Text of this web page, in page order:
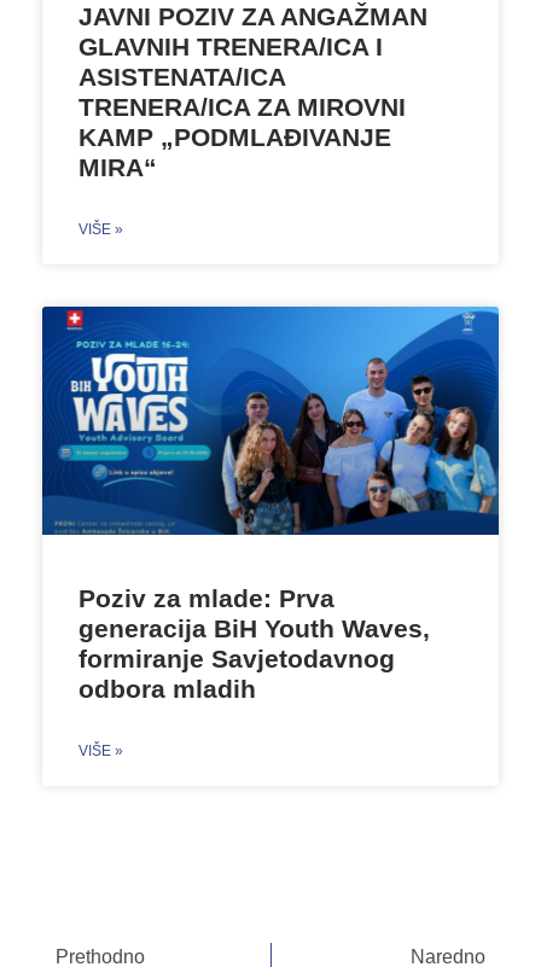
JAVNI POZIV ZA ANGAŽMAN
GLAVNIH TRENERA/ICA I
ASISTENATA/ICA
TRENERA/ICA ZA MIROVNI
KAMP „PODMLAĐIVANJE
MIRA“
VIŠE »
Poziv za mlade: Prva
generacija BiH Youth Waves,
formiranje Savjetodavnog
odbora mladih
VIŠE »
Prethodno Naredno